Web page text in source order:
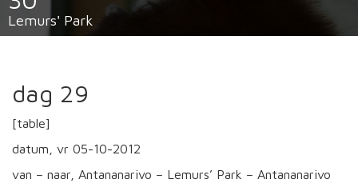
Lemurs' Park
dag 29
[table]
datum, vr 05-10-2012
van – naar, Antananarivo – Lemurs’ Park – Antananarivo